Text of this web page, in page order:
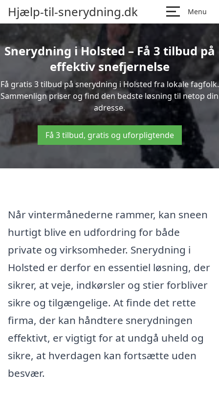
Hjælp-til-snerydning.dk Menu
Snerydning i Holsted – Få 3 tilbud på
effektiv snefjernelse
Få gratis 3 tilbud på snerydning i Holsted fra lokale fagfolk.
Sammenlign priser og find den bedste løsning til netop din
adresse.
Få 3 tilbud, gratis og uforpligtende
Når vintermånederne rammer, kan sneen
hurtigt blive en udfordring for både
private og virksomheder. Snerydning i
Holsted er derfor en essentiel løsning, der
sikrer, at veje, indkørsler og stier forbliver
sikre og tilgængelige. At finde det rette
firma, der kan håndtere snerydningen
effektivt, er vigtigt for at undgå uheld og
sikre, at hverdagen kan fortsætte uden
besvær.